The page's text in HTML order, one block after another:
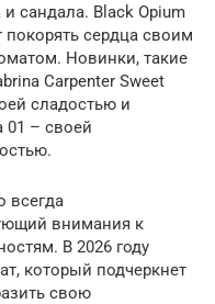
сандала. Black Opium
покорять сердца своим
Новинки, такие
Carpenter Sweet
сладостью и
01 – своей
всегда
внимания к
В 2026 году
который подчеркнет
свою